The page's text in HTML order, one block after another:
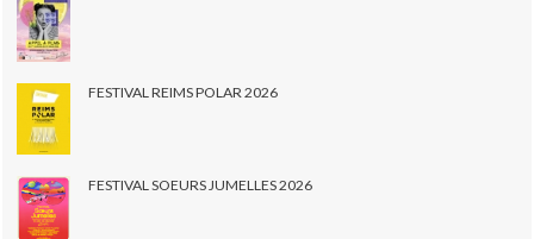
FESTIVAL REIMS POLAR 2026
FESTIVAL SOEURS JUMELLES 2026